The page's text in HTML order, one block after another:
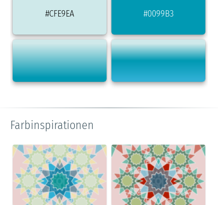
#CFE9EA #0099B3
Farbinspirationen